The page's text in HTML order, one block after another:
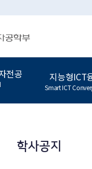
전공 지능형ICT
Smart ICT
학사공지